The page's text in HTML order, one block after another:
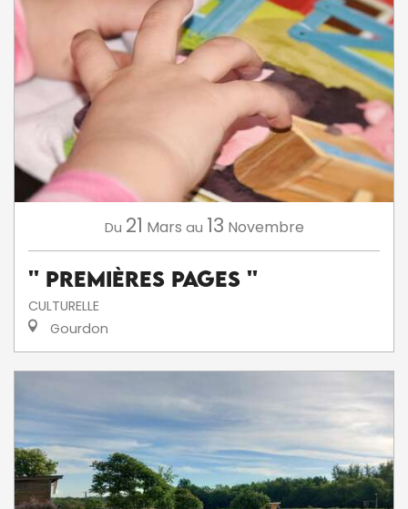
Du 21 Mars au 13 Novembre
'' Premières Pages ''
CULTURELLE
Gourdon